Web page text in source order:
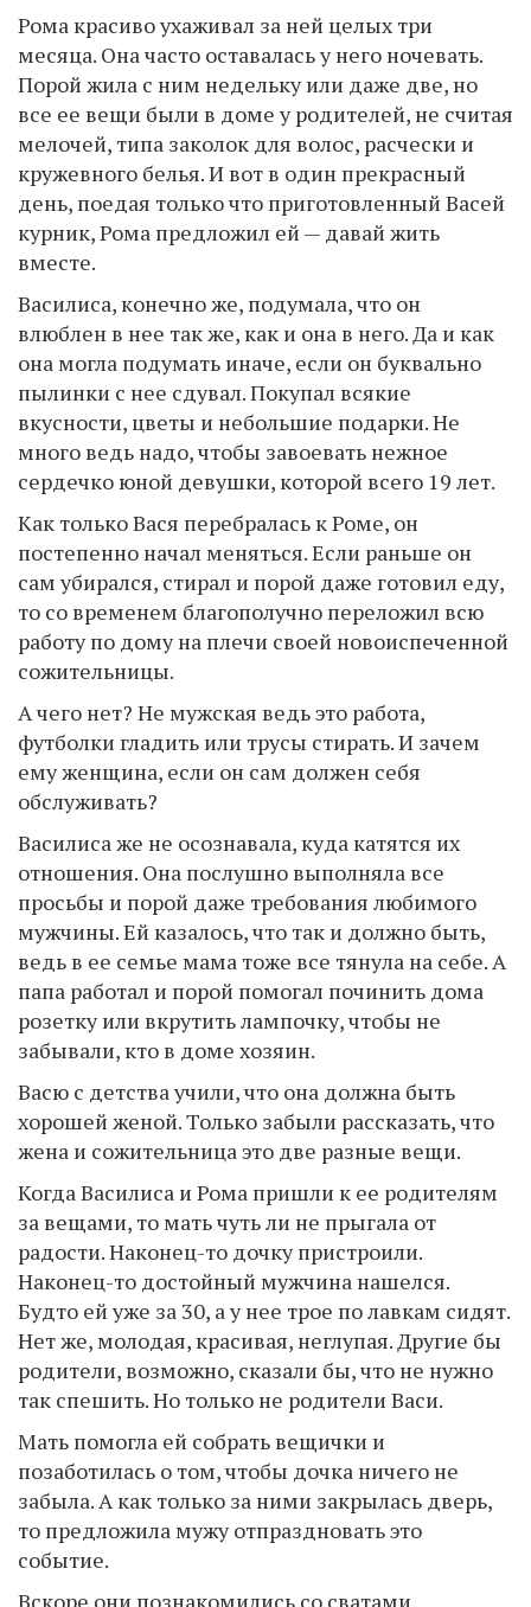
Рома красиво ухаживал за ней целых три
месяца. Она часто оставалась у него ночевать.
Порой жила с ним недельку или даже две, но
все ее вещи были в доме у родителей, не считая
мелочей, типа заколок для волос, расчески и
кружевного белья. И вот в один прекрасный
день, поедая только что приготовленный Васей
курник, Рома предложил ей — давай жить
вместе.
Василиса, конечно же, подумала, что он
влюблен в нее так же, как и она в него. Да и как
она могла подумать иначе, если он буквально
пылинки с нее сдувал. Покупал всякие
вкусности, цветы и небольшие подарки. Не
много ведь надо, чтобы завоевать нежное
сердечко юной девушки, которой всего 19 лет.
Как только Вася перебралась к Роме, он
постепенно начал меняться. Если раньше он
сам убирался, стирал и порой даже готовил еду,
то со временем благополучно переложил всю
работу по дому на плечи своей новоиспеченной
сожительницы.
А чего нет? Не мужская ведь это работа,
футболки гладить или трусы стирать. И зачем
ему женщина, если он сам должен себя
обслуживать?
Василиса же не осознавала, куда катятся их
отношения. Она послушно выполняла все
просьбы и порой даже требования любимого
мужчины. Ей казалось, что так и должно быть,
ведь в ее семье мама тоже все тянула на себе. А
папа работал и порой помогал починить дома
розетку или вкрутить лампочку, чтобы не
забывали, кто в доме хозяин.
Васю с детства учили, что она должна быть
хорошей женой. Только забыли рассказать, что
жена и сожительница это две разные вещи.
Когда Василиса и Рома пришли к ее родителям
за вещами, то мать чуть ли не прыгала от
радости. Наконец-то дочку пристроили.
Наконец-то достойный мужчина нашелся.
Будто ей уже за 30, а у нее трое по лавкам сидят.
Нет же, молодая, красивая, неглупая. Другие бы
родители, возможно, сказали бы, что не нужно
так спешить. Но только не родители Васи.
Мать помогла ей собрать вещички и
позаботилась о том, чтобы дочка ничего не
забыла. А как только за ними закрылась дверь,
то предложила мужу отпраздновать это
событие.
Вскоре они познакомились со сватами.